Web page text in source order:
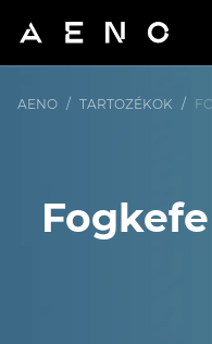
AENO / TARTOZÉKOK /